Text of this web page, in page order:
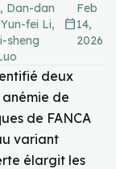
Dan-dan
fei Li,
sheng
calendar_today
Feb
14,
2026
deux
de
de FANCA
variant
élargit les